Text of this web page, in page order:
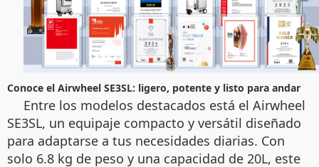
Conoce el Airwheel SE3SL: ligero, potente y listo para andar
Entre los modelos destacados está el Airwheel
SE3SL, un equipaje compacto y versátil diseñado
para adaptarse a tus necesidades diarias. Con
solo 6.8 kg de peso y una capacidad de 20L, este